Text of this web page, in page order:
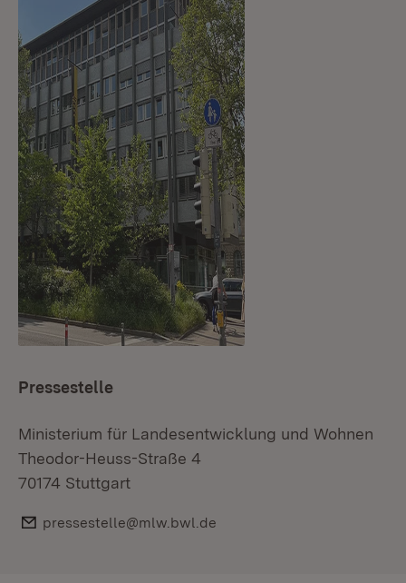
Pressestelle
Ministerium für Landesentwicklung und Wohnen
Theodor-Heuss-Straße 4
70174 Stuttgart
E-Mail:
pressestelle@mlw.bwl.de